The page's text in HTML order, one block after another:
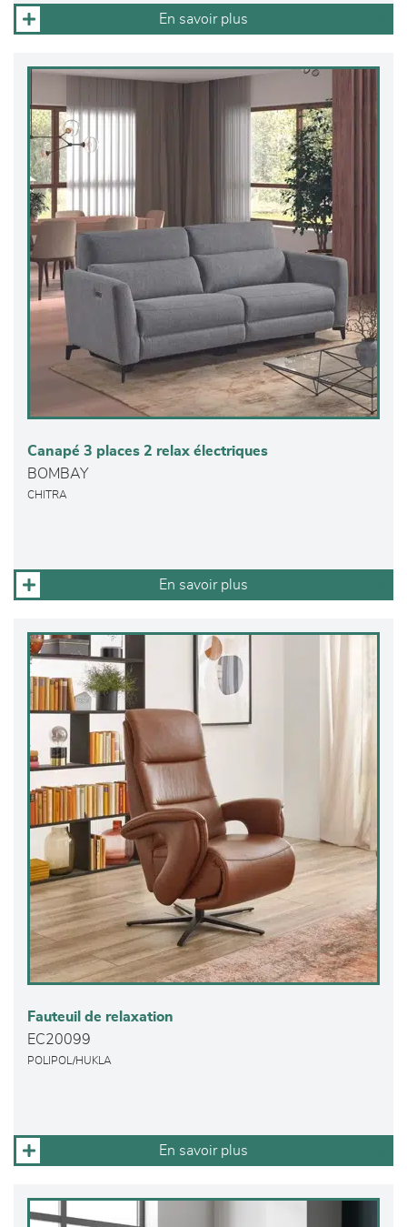
En savoir plus
Canapé 3 places 2 relax électriques
BOMBAY
CHITRA
En savoir plus
Fauteuil de relaxation
EC20099
POLIPOL/HUKLA
En savoir plus